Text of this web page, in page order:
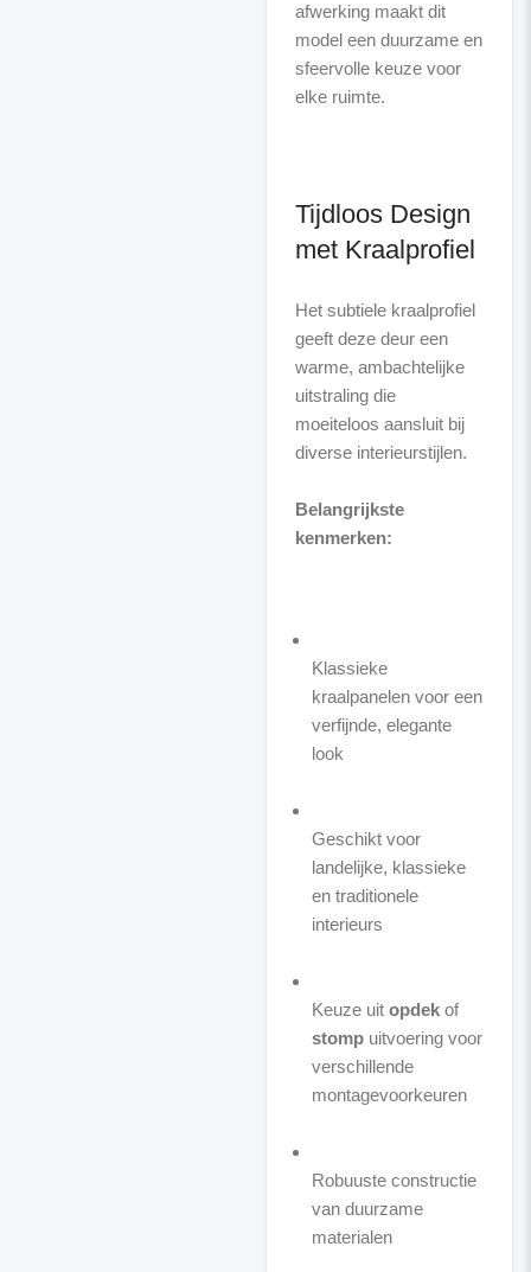
afwerking maakt dit
model een duurzame en
sfeervolle keuze voor
elke ruimte.
Tijdloos Design
met Kraalprofiel
Het subtiele kraalprofiel
geeft deze deur een
warme, ambachtelijke
uitstraling die
moeiteloos aansluit bij
diverse interieurstijlen.
Belangrijkste
kenmerken:
Klassieke
kraalpanelen voor een
verfijnde, elegante
look
Geschikt voor
landelijke, klassieke
en traditionele
interieurs
Keuze uit opdekof
stompuitvoering voor
verschillende
montagevoorkeuren
Robuuste constructie
van duurzame
materialen